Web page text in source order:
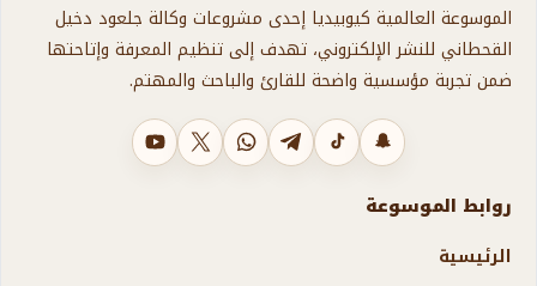
الموسوعة العالمية كيوبيديا إحدى مشروعات وكالة جلعود دخيل
القحطاني للنشر الإلكتروني، تهدف إلى تنظيم المعرفة وإتاحتها
ضمن تجربة مؤسسية واضحة للقارئ والباحث والمهتم.
يوتيوب
X واتسابتليجرامتيك توكسناب شات
روابط الموسوعة
الرئيسية